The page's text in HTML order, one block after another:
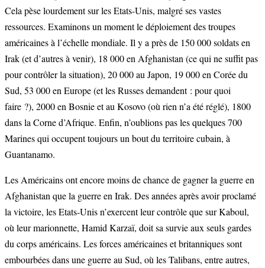
Cela pèse lourdement sur les Etats-Unis, malgré ses vastes
ressources. Examinons un moment le déploiement des troupes
américaines à l’échelle mondiale. Il y a près de 150 000 soldats en
Irak (et d’autres à venir), 18 000 en Afghanistan (ce qui ne suffit pas
pour contrôler la situation), 20 000 au Japon, 19 000 en Corée du
Sud, 53 000 en Europe (et les Russes demandent : pour quoi
faire ?), 2000 en Bosnie et au Kosovo (où rien n’a été réglé), 1800
dans la Corne d’Afrique. Enfin, n’oublions pas les quelques 700
Marines qui occupent toujours un bout du territoire cubain, à
Guantanamo.
Les Américains ont encore moins de chance de gagner la guerre en
Afghanistan que la guerre en Irak. Des années après avoir proclamé
la victoire, les Etats-Unis n’exercent leur contrôle que sur Kaboul,
où leur marionnette, Hamid Karzaï, doit sa survie aux seuls gardes
du corps américains. Les forces américaines et britanniques sont
embourbées dans une guerre au Sud, où les Talibans, entre autres,